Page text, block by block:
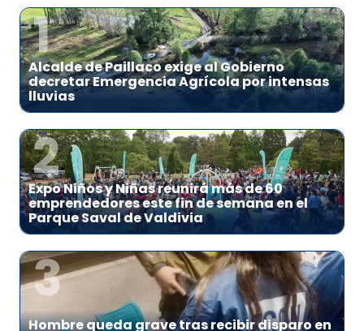
1
Alcalde de Paillaco exige al Gobierno
decretar Emergencia Agrícola por intensas
lluvias
2
Expo Niños y Niñas reunirá más de 60
emprendedores este fin de semana en el
Parque Saval de Valdivia
3
Hombre queda grave tras recibir disparo en